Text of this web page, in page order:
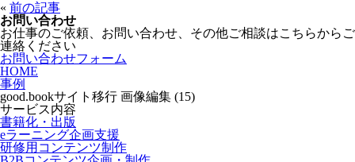
« 前の記事
お問い合わせ
お仕事のご依頼、お問い合わせ、その他ご相談はこちらからご
連絡ください
お問い合わせフォーム
HOME
事例
good.bookサイト移行 画像編集 (15)
サービス内容
書籍化・出版
eラーニング企画支援
研修用コンテンツ制作